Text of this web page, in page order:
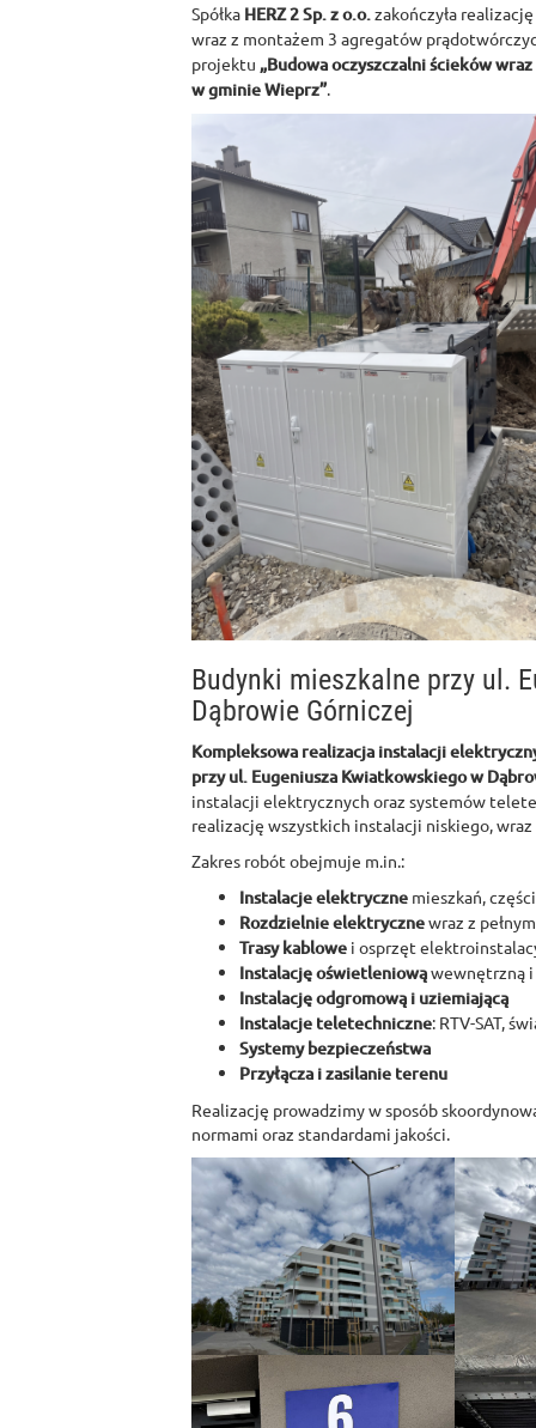
Spółka HERZ 2 Sp. z o.o.zakończyła
wraz z montażem 3 agregatów
projektu „Budowa oczyszczalni ścieków
w gminie Wieprz”.
Budynki mieszkalne przy ul.
Dąbrowie Górniczej
Kompleksowa realizacja instalacji
przy ul. Eugeniusza Kwiatkowskiego w
instalacji elektrycznych oraz systemów
realizację wszystkich instalacji niskiego,
Zakres robót obejmuje m.in.:
Instalacje elektryczne mieszkań,
Rozdzielnie elektrycznewraz z
Trasy kablowe i osprzęt
Instalację oświetleniowąwewnętrzną
Instalację odgromową i uziemiającą
Instalacje teletechniczne: RTV-SAT,
Systemy bezpieczeństwa
Przyłącza i zasilanie terenu
Realizację prowadzimy w sposób
normami oraz standardami jakości.